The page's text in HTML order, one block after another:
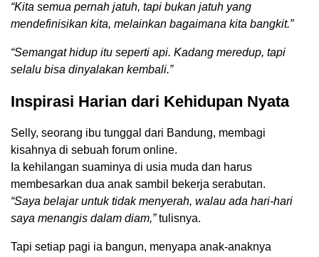
“Kita semua pernah jatuh, tapi bukan jatuh yang
mendefinisikan kita, melainkan bagaimana kita bangkit.”
“Semangat hidup itu seperti api. Kadang meredup, tapi
selalu bisa dinyalakan kembali.”
Inspirasi Harian dari Kehidupan Nyata
Selly, seorang ibu tunggal dari Bandung, membagi
kisahnya di sebuah forum online.
Ia kehilangan suaminya di usia muda dan harus
membesarkan dua anak sambil bekerja serabutan.
“Saya belajar untuk tidak menyerah, walau ada hari-hari
saya menangis dalam diam,”tulisnya.
Tapi setiap pagi ia bangun, menyapa anak-anaknya